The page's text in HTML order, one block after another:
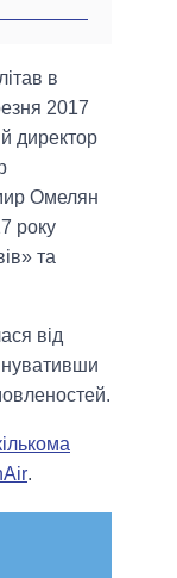
в
2017
директор
Омелян
року
та
від
.